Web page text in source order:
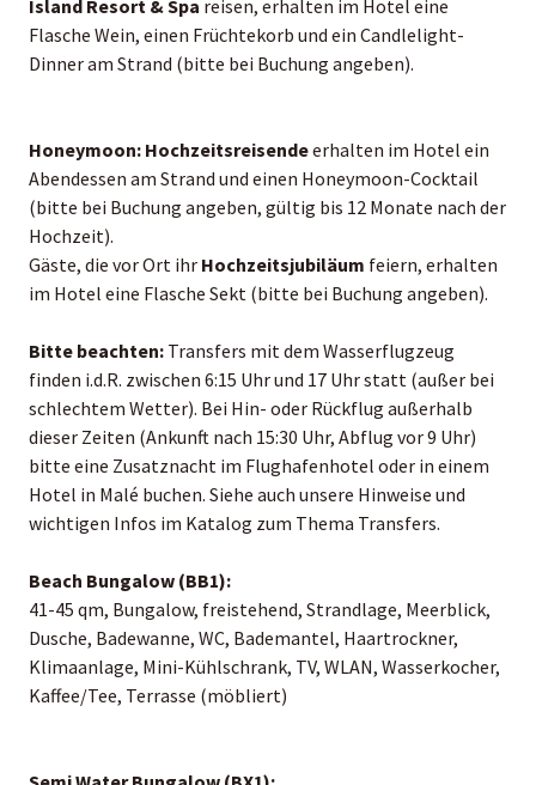
Island Resort & Spa reisen, erhalten im Hotel eine
Flasche Wein, einen Früchtekorb und ein Candlelight-
Dinner am Strand (bitte bei Buchung angeben).
Honeymoon: Hochzeitsreisendeerhalten im Hotel ein
Abendessen am Strand und einen Honeymoon-Cocktail
(bitte bei Buchung angeben, gültig bis 12 Monate nach der
Hochzeit).
Gäste, die vor Ort ihr Hochzeitsjubiläum feiern, erhalten
im Hotel eine Flasche Sekt (bitte bei Buchung angeben).
Bitte beachten: Transfers mit dem Wasserflugzeug
finden i.d.R. zwischen 6:15 Uhr und 17 Uhr statt (außer bei
schlechtem Wetter). Bei Hin- oder Rückflug außerhalb
dieser Zeiten (Ankunft nach 15:30 Uhr, Abflug vor 9 Uhr)
bitte eine Zusatznacht im Flughafenhotel oder in einem
Hotel in Malé buchen. Siehe auch unsere Hinweise und
wichtigen Infos im Katalog zum Thema Transfers.
Beach Bungalow (BB1):
41-45 qm, Bungalow, freistehend, Strandlage, Meerblick,
Dusche, Badewanne, WC, Bademantel, Haartrockner,
Klimaanlage, Mini-Kühlschrank, TV, WLAN, Wasserkocher,
Kaffee/Tee, Terrasse (möbliert)